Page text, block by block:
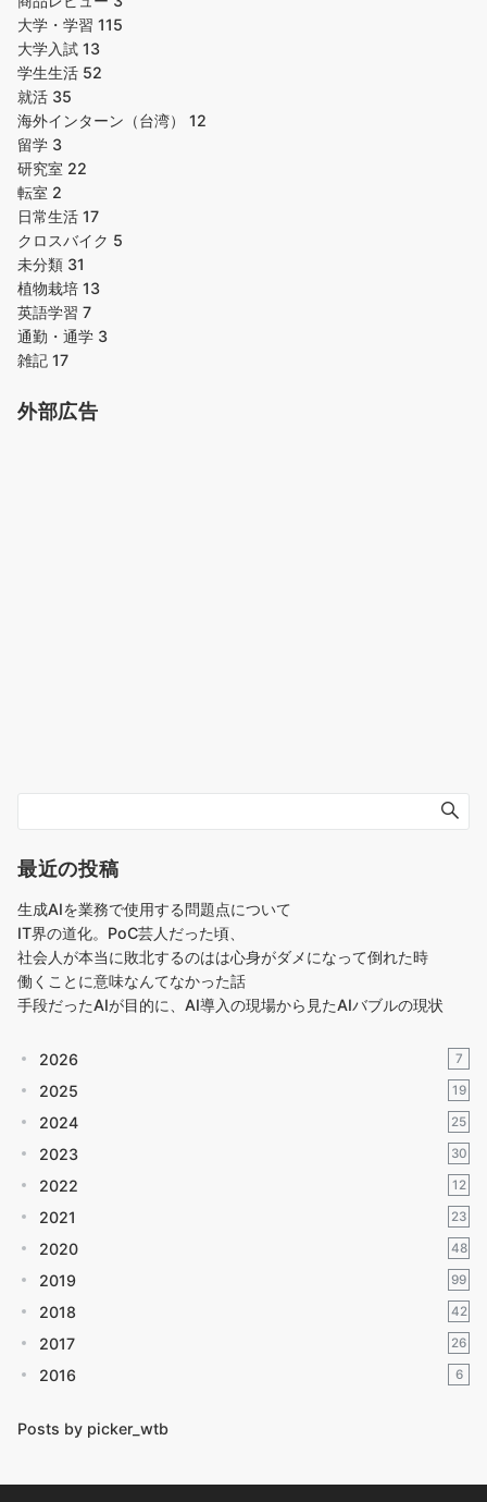
大学・学習 115
大学入試 13
学生生活 52
就活 35
海外インターン（台湾） 12
留学 3
研究室 22
転室 2
日常生活 17
クロスバイク 5
未分類 31
植物栽培 13
英語学習 7
通勤・通学 3
雑記 17
外部広告
最近の投稿
生成AIを業務で使用する問題点について
IT界の道化。PoC芸人だった頃、
社会人が本当に敗北するのはは心身がダメになって倒れた時
働くことに意味なんてなかった話
手段だったAIが目的に、AI導入の現場から見たAIバブルの現状
2026 7
2025 19
2024 25
2023 30
2022 12
2021 23
2020 48
2019 99
2018 42
2017 26
2016 6
Posts by picker_wtb